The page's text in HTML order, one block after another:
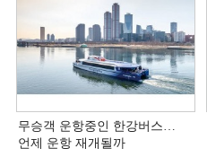
무승객 운항중인 한강버스…
언제 운항 재개될까